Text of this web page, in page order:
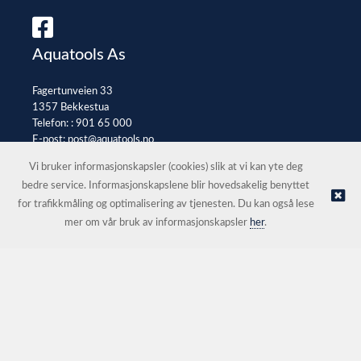
Aquatools As
Fagertunveien 33
1357 Bekkestua
Telefon: : 901 65 000
E-post:post@aquatools.no
© Aquatools As |Nettbutikk levert av Kréatif
Vi bruker informasjonskapsler (cookies) slik at vi kan yte deg
bedre service. Informasjonskapslene blir hovedsakelig benyttet
for trafikkmåling og optimalisering av tjenesten. Du kan også lese
mer om vår bruk av informasjonskapsler her.